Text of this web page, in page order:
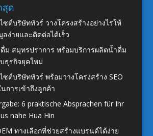
สุด
ซต์บริษัททัวร์ วางโครงสร้างอย่างไรให้
ง่ายและติดต่อได้เร็ว
ม สมุทรปราการ พร้อมบริการผลิตน้ำดื่ม
ธุรกิจยุคใหม่
ซต์บริษัททัวร์ พร้อมวางโครงสร้าง SEO
การเข้าถึงลูกค้า
6 praktische Absprachen für Ihr
nahe Hua Hin
ทางเลือกที่ช่วยสร้างแบรนด์ได้ง่าย